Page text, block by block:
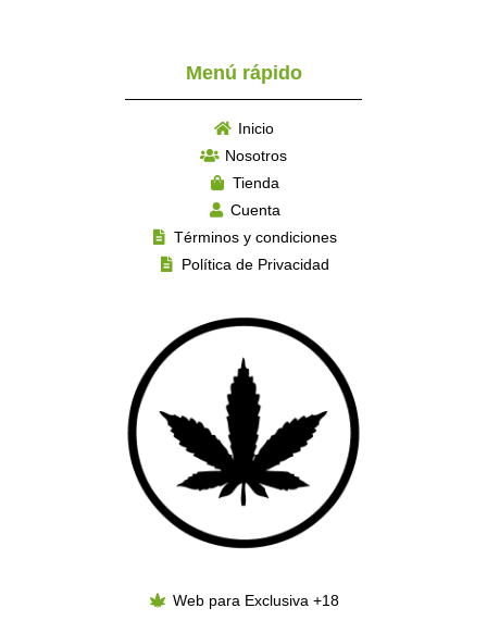
Menú rápido
Inicio
Nosotros
Tienda
Cuenta
Términos y condiciones
Política de Privacidad
Web para Exclusiva +18